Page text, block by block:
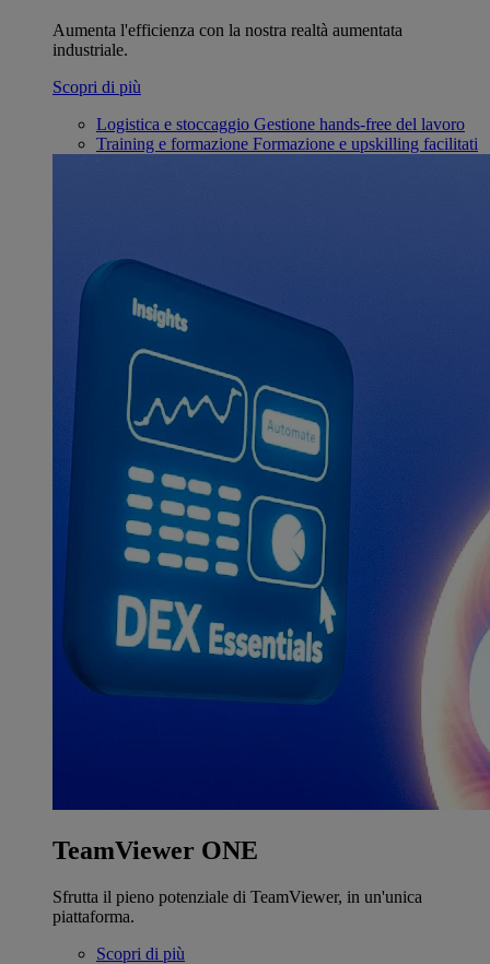
Aumenta l'efficienza con la nostra realtà aumentata
industriale.
Scopri di più
Logistica e stoccaggio Gestione hands-free del lavoro
Training e formazione Formazione e upskilling facilitati
TeamViewer ONE
Sfrutta il pieno potenziale di TeamViewer, in un'unica
piattaforma.
Scopri di più